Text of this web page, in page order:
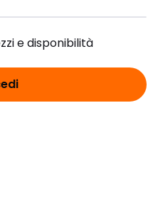
e disponibilità